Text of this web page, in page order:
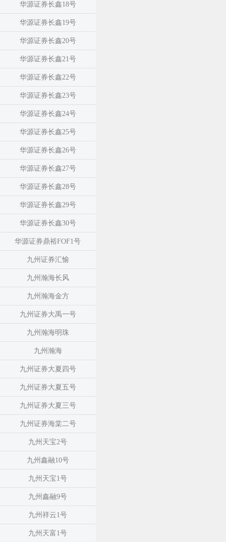
华源证券长鑫18号
华源证券长鑫19号
华源证券长鑫20号
华源证券长鑫21号
华源证券长鑫22号
华源证券长鑫23号
华源证券长鑫24号
华源证券长鑫25号
华源证券长鑫26号
华源证券长鑫27号
华源证券长鑫28号
华源证券长鑫29号
华源证券长鑫30号
华源证券鼎裕FOF1号
九州证券汇愉
九州瀚海长风
九州瀚海金方
九州证券大禹一号
九州瀚海明珠
九州瀚海
九州证券大夏四号
九州证券大夏五号
九州证券大夏三号
九州证券海棠二号
九州天宝2号
九州鑫融10号
九州天宝1号
九州鑫融9号
九州祥云1号
九州天富1号